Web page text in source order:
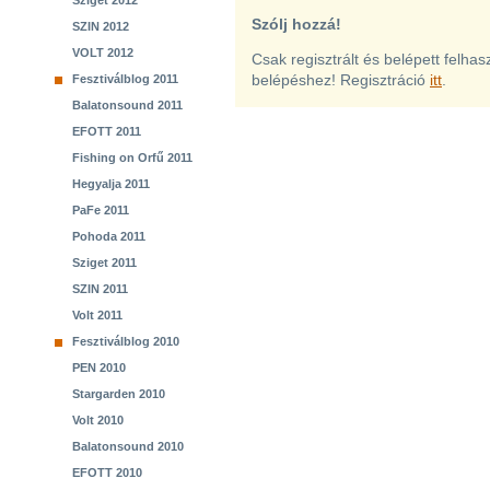
SZIN 2012
VOLT 2012
Fesztiválblog 2011
Balatonsound 2011
EFOTT 2011
Fishing on Orfű 2011
Hegyalja 2011
PaFe 2011
Pohoda 2011
Sziget 2011
SZIN 2011
Volt 2011
Fesztiválblog 2010
PEN 2010
Stargarden 2010
Volt 2010
Balatonsound 2010
EFOTT 2010
Szólj hozzá!
Csak regisztrált és belépett
belépéshez! Regisztráció itt